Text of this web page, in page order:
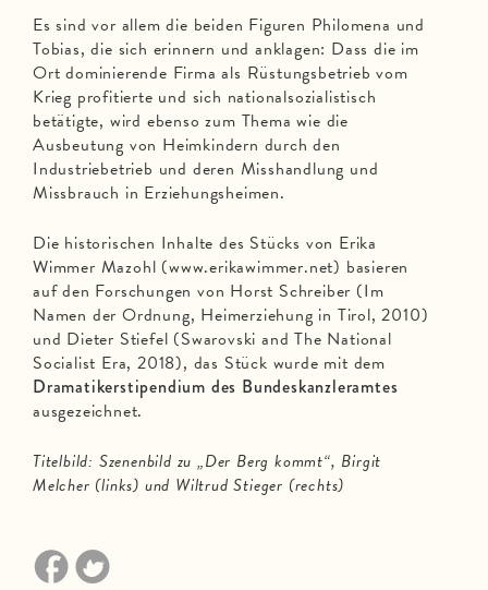
Es sind vor allem die beiden Figuren Philomena und
Tobias, die sich erinnern und anklagen: Dass die im
Ort dominierende Firma als Rüstungsbetrieb vom
Krieg profitierte und sich nationalsozialistisch
betätigte, wird ebenso zum Thema wie die
Ausbeutung von Heimkindern durch den
Industriebetrieb und deren Misshandlung und
Missbrauch in Erziehungsheimen.
Die historischen Inhalte des Stücks von Erika
Wimmer Mazohl (www.erikawimmer.net) basieren
auf den Forschungen von Horst Schreiber (Im
Namen der Ordnung, Heimerziehung in Tirol, 2010)
und Dieter Stiefel (Swarovski and The National
Socialist Era, 2018), das Stück wurde mit dem
Dramatikerstipendium des Bundeskanzleramtes
ausgezeichnet.
Titelbild: Szenenbild zu „Der Berg kommt“, Birgit
Melcher (links) und Wiltrud Stieger (rechts)